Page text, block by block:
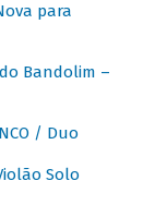
para
do Bandolim –
/ Duo
Solo